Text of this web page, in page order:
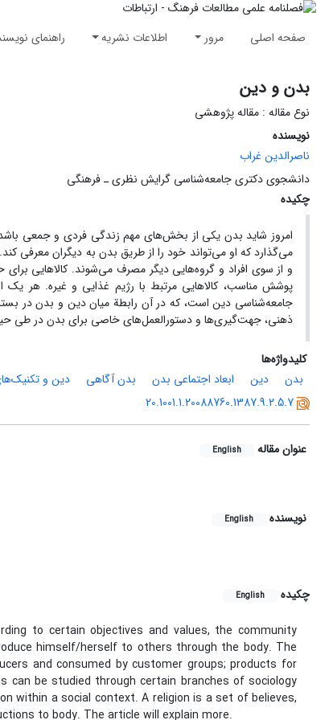
صفحه اصلی مرور اطلاعات نشریه راهنمای
بدن و دین
نوع مقاله : مقاله پژوهشی
نویسنده
ناصرالدین غراب
دانشجوی دکتری جامعه‌شناسی گرایش نظری ـ فرهنگی
چکیده
امروز شاید بدن یکی از بخش‌های مهم زندگی فردی و جمعی
می‌گذارد که او می‌تواند خود را از طریق بدن به دیگران معرفی
و از سوی افراد و گروه‌هایی دیگر مصرف می‌شوند. کالاهایی برای
پوشش مناسب، کالاهایی مرتبط با رژیم غذایی و غیره. هر
جامعه‌شناسی دین است، که در آن رابطة میان دین و بدن در
ذهنی، جهت‌گیری‌ها و دستورالعمل‌های خاصی برای بدن در طی
کلیدواژه‌ها
بدن
دین ابعاد اجتماعی‌ بدن بدن آگاهی
دین و
20.1001.1.20088760.1387.9.2.5.7
عنوان مقاله English
نویسنده English
چکیده
English
to certain objectives and values, the community
himself/herself to others through the body. The
and consumed by customer groups; products for
can be studied through certain branches of sociology
within a social context. A religion is a set of believes,
to body. The article will explain more.